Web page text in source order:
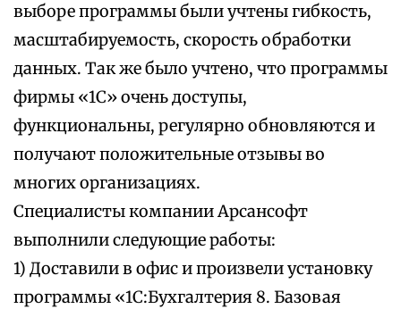
выборе программы были учтены гибкость,
масштабируемость, скорость обработки
данных. Так же было учтено, что программы
фирмы «1С» очень доступы,
функциональны, регулярно обновляются и
получают положительные отзывы во
многих организациях.
Специалисты компании Арсансофт
выполнили следующие работы:
1) Доставили в офис и произвели установку
программы «1С:Бухгалтерия 8. Базовая